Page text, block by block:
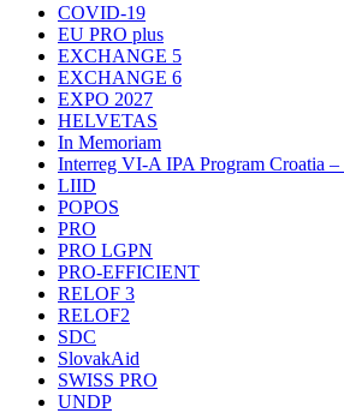
COVID-19
EU PRO plus
EXCHANGE 5
EXCHANGE 6
EXPO 2027
HELVETAS
In Memoriam
Interreg VI-A IPA Program Croatia –
LIID
POPOS
PRO
PRO LGPN
PRO-EFFICIENT
RELOF 3
RELOF2
SDC
SlovakAid
SWISS PRO
UNDP